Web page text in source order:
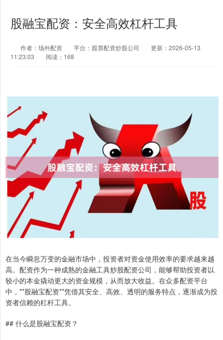
股融宝配资：安全高效杠杆工具
作者：场外配资 平台：股票配资炒股公司
更新：2026-05-13
11:23:03
阅读：168
在当今瞬息万变的金融市场中，投资者对资金使用效率的要求越来越
高。配资作为一种成熟的金融工具炒股配资公司，能够帮助投资者以
较小的本金撬动更大的资金规模，从而放大收益。在众多配资平台
中，**股融宝配资**凭借其安全、高效、透明的服务特点，逐渐成为投
资者信赖的杠杆工具。
## 什么是股融宝配资？